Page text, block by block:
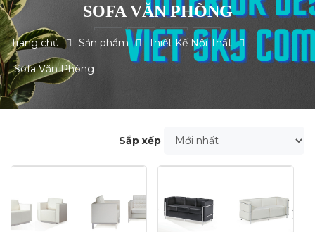
SOFA VĂN PHÒNG
Trang chủ Sản phẩm Thiết Kế Nội Thất
Sofa Văn Phòng
Sắp xếp